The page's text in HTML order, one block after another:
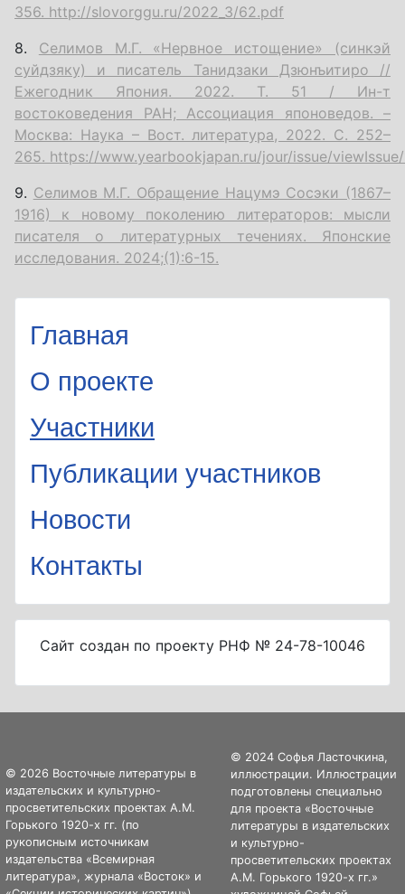
356. http://slovorggu.ru/2022_3/62.pdf
8. Селимов М.Г. «Нервное истощение» (синкэй
суйдзяку) и писатель Танидзаки Дзюнъитиро //
Ежегодник Япония. 2022. Т. 51 / Ин-т
востоковедения РАН; Ассоциация японоведов. –
Москва: Наука – Вост. литература, 2022. С. 252–
265. https://www.yearbookjapan.ru/jour/issue/
9. Селимов М.Г. Обращение Нацумэ Сосэки (1867–
1916) к новому поколению литераторов: мысли
писателя о литературных течениях. Японские
исследования. 2024;(1):6-15.
Главная
О проекте
Участники
Публикации участников
Новости
Контакты
Сайт создан по проекту РНФ № 24-78-10046
© 2026 Восточные литературы в
издательских и культурно-
просветительских проектах А.М.
Горького 1920-х гг. (по
рукописным источникам
издательства «Всемирная
литература», журнала «Восток» и
© 2024 Софья Ласточкина,
иллюстрации. Иллюстрации
подготовлены специально
для проекта «Восточные
литературы в издательских
и культурно-
просветительских проектах
А.М. Горького 1920-х гг.»